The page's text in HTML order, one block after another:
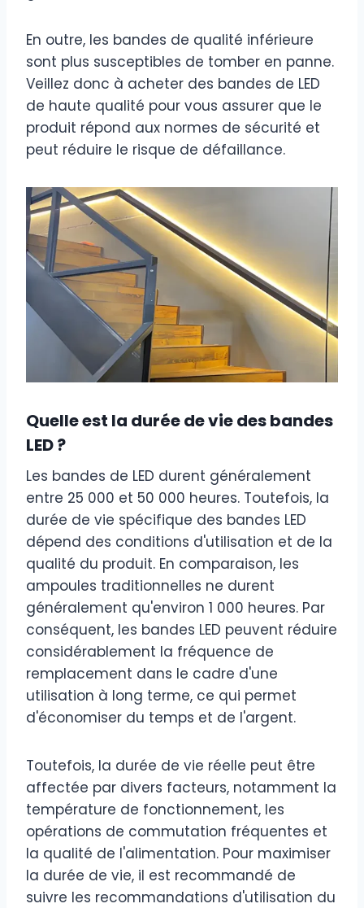
En outre, les bandes de qualité inférieure
sont plus susceptibles de tomber en panne.
Veillez donc à acheter des bandes de LED
de haute qualité pour vous assurer que le
produit répond aux normes de sécurité et
peut réduire le risque de défaillance.
Quelle est la durée de vie des bandes
LED ?
Les bandes de LED durent généralement
entre 25 000 et 50 000 heures. Toutefois, la
durée de vie spécifique des bandes LED
dépend des conditions d'utilisation et de la
qualité du produit. En comparaison, les
ampoules traditionnelles ne durent
généralement qu'environ 1 000 heures. Par
conséquent, les bandes LED peuvent réduire
considérablement la fréquence de
remplacement dans le cadre d'une
utilisation à long terme, ce qui permet
d'économiser du temps et de l'argent.
Toutefois, la durée de vie réelle peut être
affectée par divers facteurs, notamment la
température de fonctionnement, les
opérations de commutation fréquentes et
la qualité de l'alimentation. Pour maximiser
la durée de vie, il est recommandé de
suivre les recommandations d'utilisation du